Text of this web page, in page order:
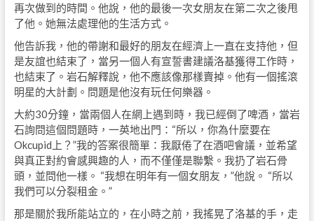
再次做到的時間。他說，他的最後一次女朋友在第二次之後甩
了他。她無法處理他的生活方式。
他告訴我，他的帶謝和最好的朋友在經濟上一直在支持他，但
是友誼也結束了，當另一個人有宣誓書建議洛基獲得工作時，
也結束了。岩石解釋說，他不應該像那樣賣掉。他有一個搖滾
明星的大計劃。問題是他沒有玩任何樂器。
大約30分鐘，當兩個人在網上遇到時，我已經倒了啤酒，當岩
石詢問這個問題時，一英地出門：“所以，你為什麼要在
Okcupid上？”我的答案很簡單：我厭倦了在酒吧會議，並希望
與真正對約會感興趣的人，而不僅僅是聯繫。我扔了岩石骨
頭，並問他一樣。 “我想在明年有一個女朋友，”他說。 “所以
我們可以分裂租金。”
那是關於我所能站立的，在小時之前，我搖晃了洛基的手，走